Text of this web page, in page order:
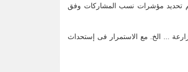
تحديد مؤشرات نسب المشاركات وفق
... الخ. مع الاستمرار فى إستحداث